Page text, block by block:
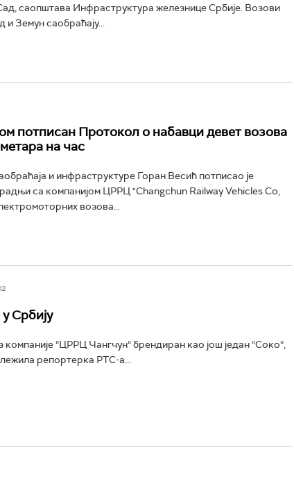
саопштава Инфраструктура железнице Србије. Возови
Земун саобраћају...
потписан Протокол о набавци девет возова
на час
и инфраструктуре Горан Весић потписао је
са компанијом ЦРРЦ "Changchun Railway Vehicles Co,
возова...
Србију
“ЦРРЦ Чангчун“ брендиран као још један “Соко“,
репортерка РТС-а...